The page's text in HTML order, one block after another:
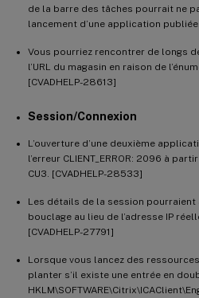
de la barre des tâches pourrait ne
lancement d’une application
Vous pourriez rencontrer de longs
l’URL du magasin en raison de
[CVADHELP-28613]
Session/Connexion
L’ouverture d’une deuxième
l’erreur CLIENT_ERROR: 2096 à
CU3. [CVADHELP-28533]
Les détails de la session
bouclage au lieu de l’adresse IP
[CVADHELP-27791]
Lorsque vous lancez des
planter s’il existe une entrée en